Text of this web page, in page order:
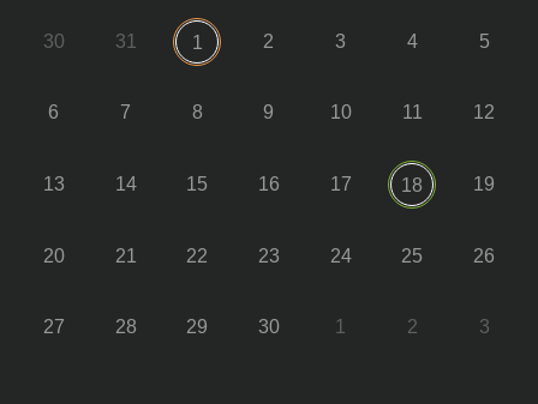
30 31 1 2 3 4 5
6 7 8 9 10 11 12
13 14 15 16 17 18 19
20 21 22 23 24 25 26
27 28 29 30 1 2 3